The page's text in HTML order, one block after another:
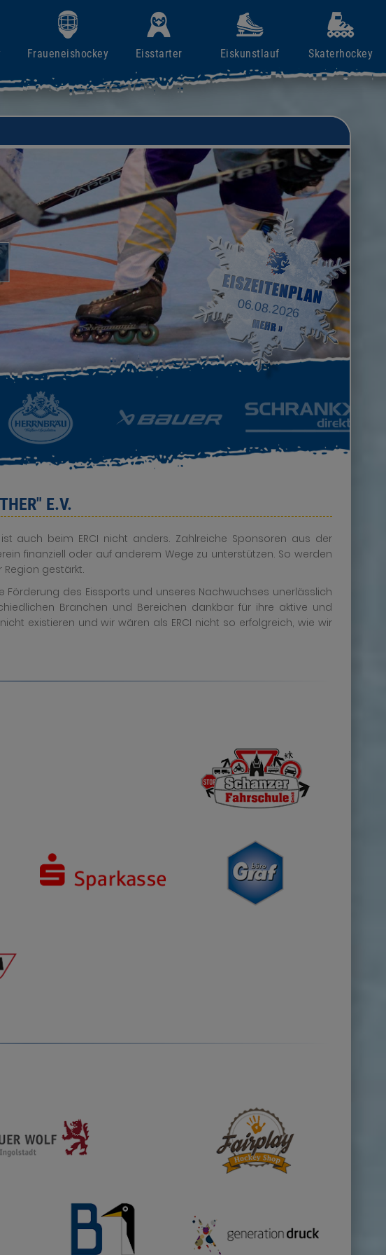
Fraueneishockey Eisstarter Eiskunstlauf Skaterhockey
06.08.2026
E.V.
auch beim ERCI nicht anders. Zahlreiche Sponsoren aus der
finanziell oder auf anderem Wege zu unterstützen. So werden
gestärkt.
des Eissports und unseres Nachwuchses unerlässlich
Branchen und Bereichen dankbar für ihre aktive und
existieren und wir wären als ERCI nicht so erfolgreich, wie wir